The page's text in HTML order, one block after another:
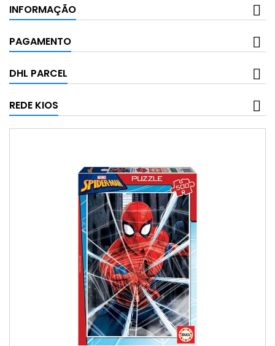
INFORMAÇÃO
PAGAMENTO
DHL PARCEL
REDE KIOS